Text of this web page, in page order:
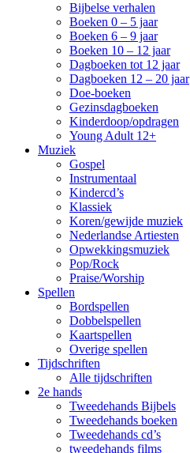
Bijbelse verhalen
Boeken 0 – 5 jaar
Boeken 6 – 9 jaar
Boeken 10 – 12 jaar
Dagboeken tot 12 jaar
Dagboeken 12 – 20 jaar
Doe-boeken
Gezinsdagboeken
Kinderdoop/opdragen
Young Adult 12+
Muziek
Gospel
Instrumentaal
Kindercd’s
Klassiek
Koren/gewijde muziek
Nederlandse Artiesten
Opwekkingsmuziek
Pop/Rock
Praise/Worship
Spellen
Bordspellen
Dobbelspellen
Kaartspellen
Overige spellen
Tijdschriften
Alle tijdschriften
2e hands
Tweedehands Bijbels
Tweedehands boeken
Tweedehands cd’s
tweedehands films